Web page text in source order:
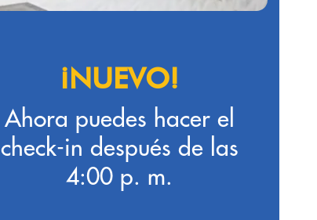
¡NUEVO!
Ahora puedes hacer el
check-in después de las
4:00 p. m.